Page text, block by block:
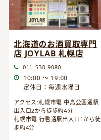
北海道のお酒買取専門
店 JOYLAB 札幌店
011-530-9080
10:00 ～ 19:00
定休日：毎週水曜日
アクセス:札幌市電 中島公園通駅
出入口2から徒歩約4分
札幌市電 行啓通駅出入口1から徒
歩約4分